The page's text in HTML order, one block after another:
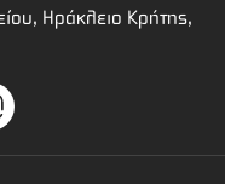
Ηράκλειο Κρήτης,